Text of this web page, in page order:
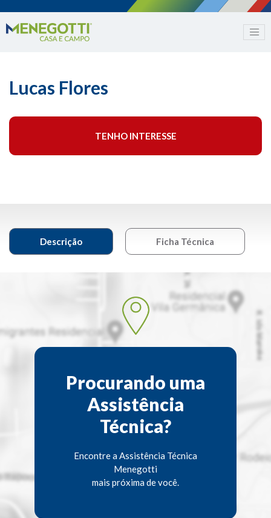
Lucas Flores
TENHO INTERESSE
Descrição Ficha Técnica
Procurando uma
Assistência
Técnica?
Encontre a Assistência Técnica
Menegotti
mais próxima de você.